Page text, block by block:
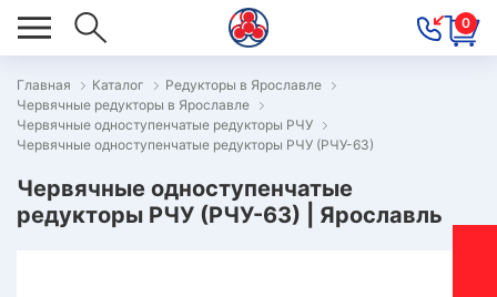
0
Главная Каталог
Редукторы в Ярославле
Червячные редукторы в Ярославле
Червячные одноступенчатые редукторы РЧУ
Червячные одноступенчатые редукторы РЧУ (РЧУ-63)
Червячные одноступенчатые
редукторы РЧУ (РЧУ-63) | Ярославль